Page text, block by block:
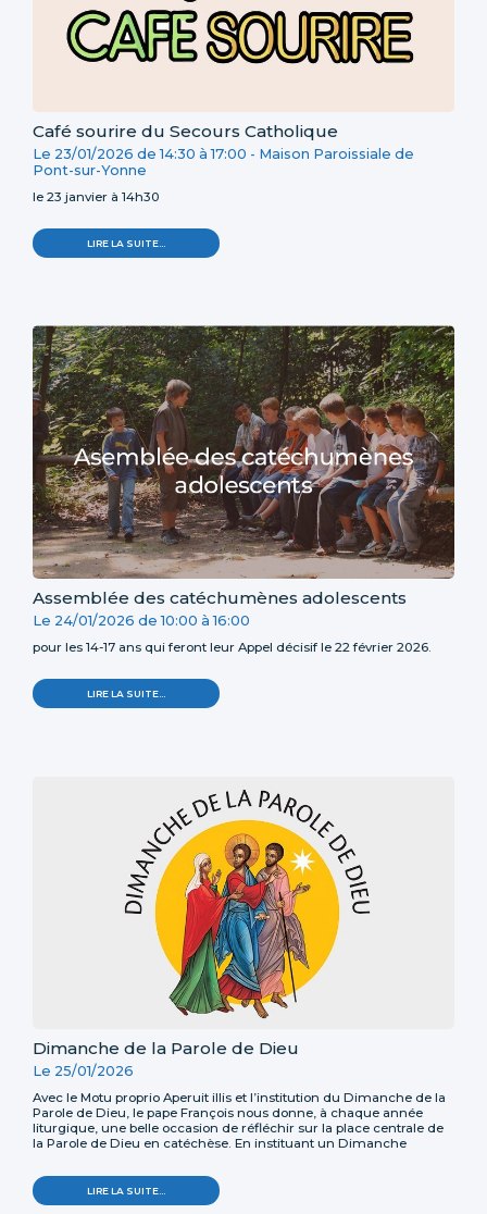
Café sourire du Secours Catholique
Le 23/01/2026 de14:30 à17:00 - Maison Paroissiale de
Pont-sur-Yonne
le 23 janvier à 14h30
LIRE LA SUITE…
Assemblée des catéchumènes adolescents
Le 24/01/2026 de10:00 à16:00
pour les 14-17 ans qui feront leur Appel décisif le 22 février 2026.
LIRE LA SUITE…
Dimanche de la Parole de Dieu
Le 25/01/2026
Avec le Motu proprio Aperuit illis et l’institution du Dimanche de la
Parole de Dieu, le pape François nous donne, à chaque année
liturgique, une belle occasion de réfléchir sur la place centrale de
la Parole de Dieu en catéchèse. En instituant un Dimanche
invite les baptisés et les communautés chrétiennes à prolonger ce
jour par un approfondissement renouvelé de l’Écriture Sainte où
Dieu ne cesse de dialoguer avec son peuple.
LIRE LA SUITE…